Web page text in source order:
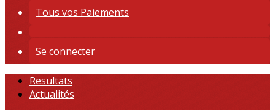
Tous vos Paiements
Se connecter
Resultats
Actualités